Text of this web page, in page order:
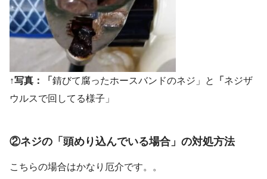
↑写真：「 錆びて腐ったホースバンドのネジ」と 「 ネジザ
ウルスで回してる様子」
②ネジの「頭めり込んでいる場合」の対処方法
こちらの場合はかなり厄介です。。